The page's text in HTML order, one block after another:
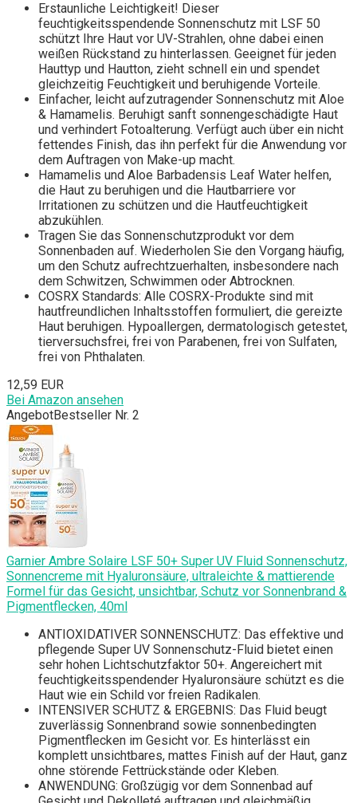
Erstaunliche Leichtigkeit! Dieser
feuchtigkeitsspendende Sonnenschutz mit LSF 50
schützt Ihre Haut vor UV-Strahlen, ohne dabei einen
weißen Rückstand zu hinterlassen. Geeignet für jeden
Hauttyp und Hautton, zieht schnell ein und spendet
gleichzeitig Feuchtigkeit und beruhigende Vorteile.
Einfacher, leicht aufzutragender Sonnenschutz mit Aloe
& Hamamelis. Beruhigt sanft sonnengeschädigte Haut
und verhindert Fotoalterung. Verfügt auch über ein nicht
fettendes Finish, das ihn perfekt für die Anwendung vor
dem Auftragen von Make-up macht.
Hamamelis und Aloe Barbadensis Leaf Water helfen,
die Haut zu beruhigen und die Hautbarriere vor
Irritationen zu schützen und die Hautfeuchtigkeit
abzukühlen.
Tragen Sie das Sonnenschutzprodukt vor dem
Sonnenbaden auf. Wiederholen Sie den Vorgang häufig,
um den Schutz aufrechtzuerhalten, insbesondere nach
dem Schwitzen, Schwimmen oder Abtrocknen.
COSRX Standards: Alle COSRX-Produkte sind mit
hautfreundlichen Inhaltsstoffen formuliert, die gereizte
Haut beruhigen. Hypoallergen, dermatologisch getestet,
tierversuchsfrei, frei von Parabenen, frei von Sulfaten,
frei von Phthalaten.
12,59 EUR
Bei Amazon ansehen
AngebotBestseller Nr. 2
Garnier Ambre Solaire LSF 50+ Super UV Fluid Sonnenschutz,
Sonnencreme mit Hyaluronsäure, ultraleichte & mattierende
Formel für das Gesicht, unsichtbar, Schutz vor Sonnenbrand &
Pigmentflecken, 40ml
ANTIOXIDATIVER SONNENSCHUTZ: Das effektive und
pflegende Super UV Sonnenschutz-Fluid bietet einen
sehr hohen Lichtschutzfaktor 50+. Angereichert mit
feuchtigkeitsspendender Hyaluronsäure schützt es die
Haut wie ein Schild vor freien Radikalen.
INTENSIVER SCHUTZ & ERGEBNIS: Das Fluid beugt
zuverlässig Sonnenbrand sowie sonnenbedingten
Pigmentflecken im Gesicht vor. Es hinterlässt ein
komplett unsichtbares, mattes Finish auf der Haut, ganz
ohne störende Fettrückstände oder Kleben.
ANWENDUNG: Großzügig vor dem Sonnenbad auf